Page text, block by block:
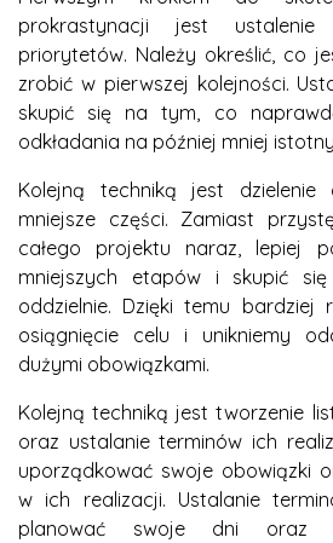
prokrastynacji jest
priorytetów. Należy określić, co
zrobić w pierwszej kolejności.
skupić się na tym, co
odkładania na później mniej
Kolejną techniką jest dzielenie
mniejsze części. Zamiast
całego projektu naraz, lepiej
mniejszych etapów i skupić
oddzielnie. Dzięki temu bardziej
osiągnięcie celu i unikniemy
dużymi obowiązkami.
Kolejną techniką jest tworzenie
oraz ustalanie terminów ich
uporządkować swoje obowiązki
w ich realizacji. Ustalanie
planować swoje dni oraz